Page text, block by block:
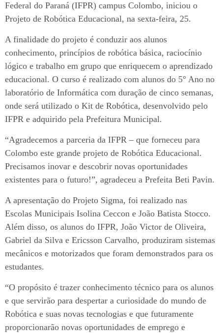
Federal do Paraná (IFPR) campus Colombo, iniciou o
Projeto de Robótica Educacional, na sexta-feira, 25.
A finalidade do projeto é conduzir aos alunos
conhecimento, princípios de robótica básica, raciocínio
lógico e trabalho em grupo que enriquecem o aprendizado
educacional. O curso é realizado com alunos do 5° Ano no
laboratório de Informática com duração de cinco semanas,
onde será utilizado o Kit de Robótica, desenvolvido pelo
IFPR e adquirido pela Prefeitura Municipal.
“Agradecemos a parceria da IFPR – que forneceu para
Colombo este grande projeto de Robótica Educacional.
Precisamos inovar e descobrir novas oportunidades
existentes para o futuro!”, agradeceu a Prefeita Beti Pavin.
A apresentação do Projeto Sigma, foi realizado nas
Escolas Municipais Isolina Ceccon e João Batista Stocco.
Além disso, os alunos do IFPR, João Victor de Oliveira,
Gabriel da Silva e Ericsson Carvalho, produziram sistemas
mecânicos e motorizados que foram demonstrados para os
estudantes.
“O propósito é trazer conhecimento técnico para os alunos
e que servirão para despertar a curiosidade do mundo de
Robótica e suas novas tecnologias e que futuramente
proporcionarão novas oportunidades de emprego e